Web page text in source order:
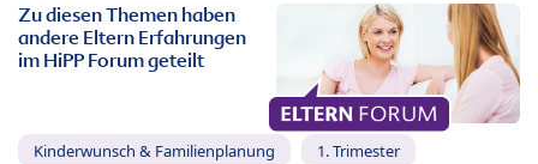
Zu diesen Themen haben
andere Eltern Erfahrungen
im HiPP Forum geteilt
Kinderwunsch & Familienplanung 1. Trimester